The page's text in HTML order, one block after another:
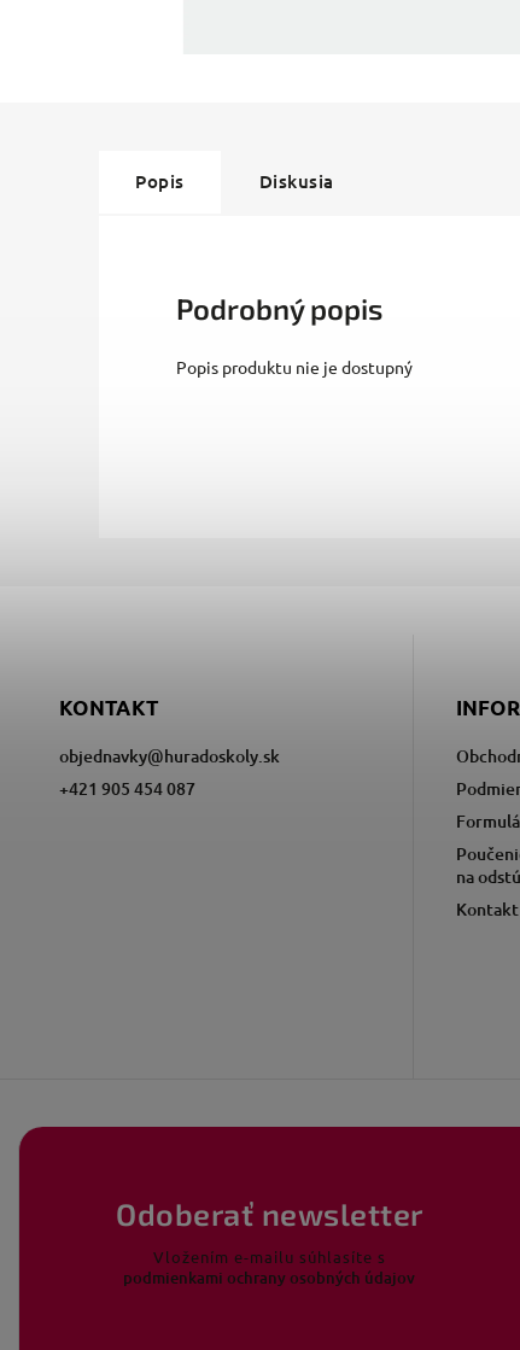
Popis Diskusia
Podrobný popis
Popis produktu nie je dostupný
KONTAKT
objednavky@huradoskoly.sk
+421 905 454 087
na
Kontakt
Odoberať newsletter
Vložením e-mailu súhlasíte s
podmienkami ochrany osobných údajov